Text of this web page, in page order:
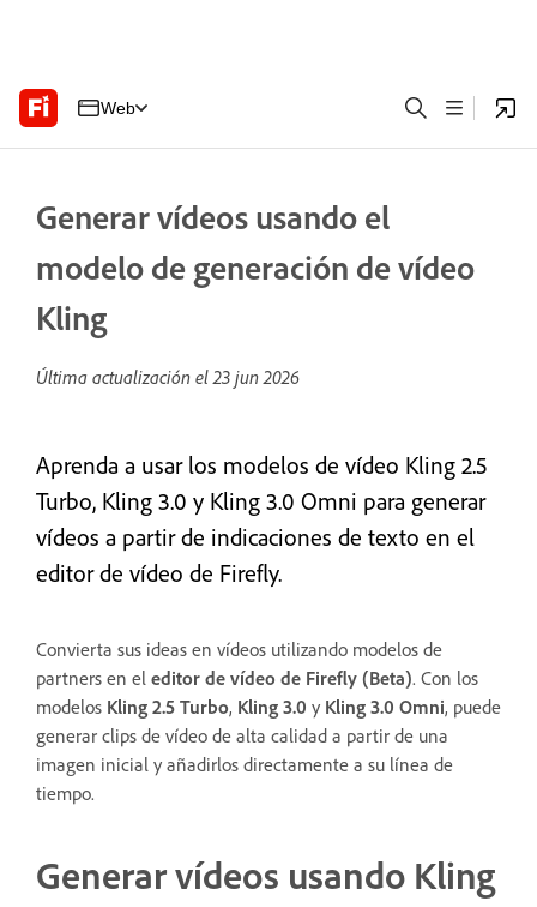
Web
Generar vídeos usando el
modelo de generación de vídeo
Kling
Última actualización el23 jun 2026
Aprenda a usar los modelos de vídeo Kling 2.5
Turbo, Kling 3.0 y Kling 3.0 Omni para generar
vídeos a partir de indicaciones de texto en el
editor de vídeo de Firefly.
Convierta sus ideas en vídeos utilizando modelos de
partners en el editor de vídeo de Firefly (Beta). Con los
modelos Kling 2.5 Turbo, Kling 3.0 y Kling 3.0 Omni, puede
generar clips de vídeo de alta calidad a partir de una
imagen inicial y añadirlos directamente a su línea de
tiempo.
Generar vídeos usando Kling